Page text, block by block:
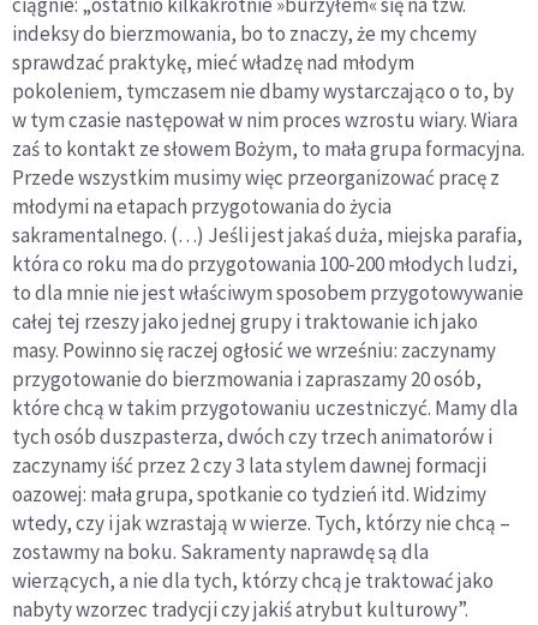
indeksy do bierzmowania, bo to znaczy, że my chcemy
sprawdzać praktykę, mieć władzę nad młodym
pokoleniem, tymczasem nie dbamy wystarczająco o to, by
w tym czasie następował w nim proces wzrostu wiary. Wiara
zaś to kontakt ze słowem Bożym, to mała grupa formacyjna.
Przede wszystkim musimy więc przeorganizować pracę z
młodymi na etapach przygotowania do życia
sakramentalnego. (…) Jeśli jest jakaś duża, miejska parafia,
która co roku ma do przygotowania 100-200 młodych ludzi,
to dla mnie nie jest właściwym sposobem przygotowywanie
całej tej rzeszy jako jednej grupy i traktowanie ich jako
masy. Powinno się raczej ogłosić we wrześniu: zaczynamy
przygotowanie do bierzmowania i zapraszamy 20 osób,
które chcą w takim przygotowaniu uczestniczyć. Mamy dla
tych osób duszpasterza, dwóch czy trzech animatorów i
zaczynamy iść przez 2 czy 3 lata stylem dawnej formacji
oazowej: mała grupa, spotkanie co tydzień itd. Widzimy
wtedy, czy i jak wzrastają w wierze. Tych, którzy nie chcą –
zostawmy na boku. Sakramenty naprawdę są dla
wierzących, a nie dla tych, którzy chcą je traktować jako
nabyty wzorzec tradycji czy jakiś atrybut kulturowy”.